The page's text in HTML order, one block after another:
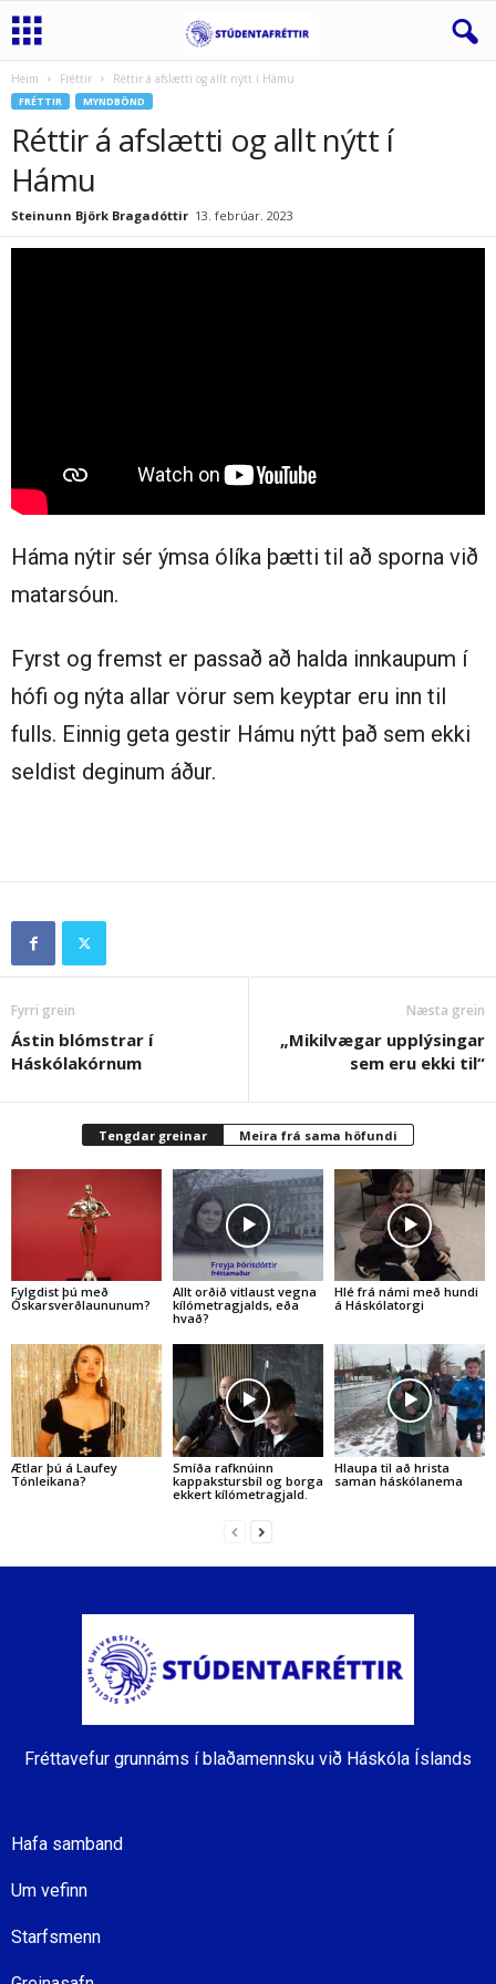
Heim Fréttir Réttir á afslætti og allt nýtt í Hámu
FRÉTTIR MYNDBÖND
Réttir á afslætti og allt nýtt í
Hámu
Steinunn Björk Bragadóttir 13. febrúar. 2023
Háma nýtir sér ýmsa ólíka þætti til að sporna við
matarsóun.
Fyrst og fremst er passað að halda innkaupum í
hófi og nýta allar vörur sem keyptar eru inn til
fulls. Einnig geta gestir Hámu nýtt það sem ekki
seldist deginum áður.
Fyrri grein
Ástin blómstrar í
Háskólakórnum
Næsta grein
„Mikilvægar upplýsingar
sem eru ekki til“
Tengdar greinar Meira frá sama höfundi
Fylgdist þú með
Óskarsverðlaununum?
Allt orðið vitlaust vegna
kílómetragjalds, eða
hvað?
Hlé frá námi með hundi
á Háskólatorgi
Ætlar þú á Laufey
Tónleikana?
Smíða rafknúinn
kappakstursbíl og borga
ekkert kílómetragjald.
Hlaupa til að hrista
saman háskólanema
Fréttavefur grunnáms í blaðamennsku við Háskóla Íslands
Hafa samband
Um vefinn
Starfsmenn